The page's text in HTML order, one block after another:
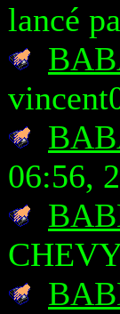
lancé
06:56,